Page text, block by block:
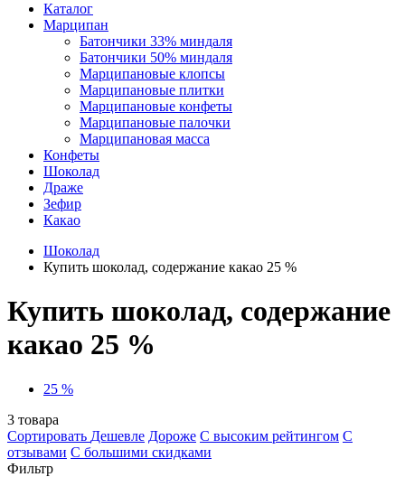
Каталог
Марципан
Батончики 33% миндаля
Батончики 50% миндаля
Марципановые клопсы
Марципановые плитки
Марципановые конфеты
Марципановые палочки
Марципановая масса
Конфеты
Шоколад
Драже
Зефир
Какао
Шоколад
Купить шоколад, содержание какао 25 %
Купить шоколад, содержание
какао 25 %
25 %
3 товара
Сортировать Дешевле Дороже С высоким рейтингом C
отзывами С большими скидками
Фильтр